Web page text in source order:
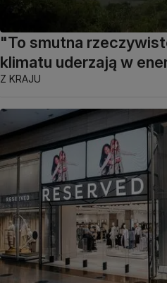
"To smutna
klimatu uderzają w
Z KRAJU